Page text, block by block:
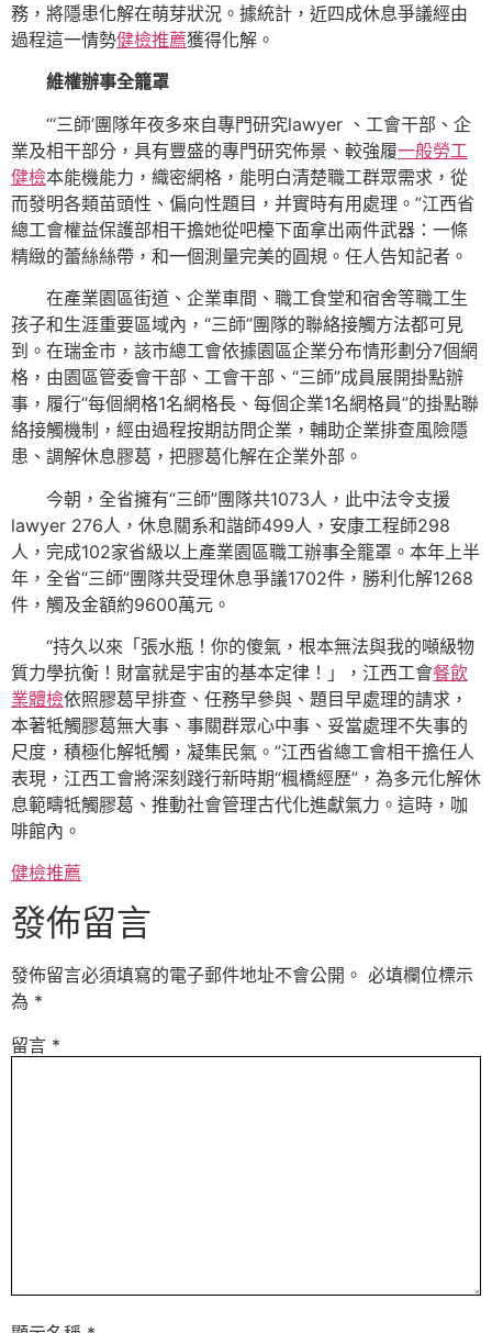
務，將隱患化解在萌芽狀況。據統計，近四成休息爭議經由
過程這一情勢健檢推薦獲得化解。
維權辦事全籠罩
“‘三師’團隊年夜多來自專門研究lawyer 、工會干部、企
業及相干部分，具有豐盛的專門研究佈景、較強履一般勞工
健檢本能機能力，織密網格，能明白清楚職工群眾需求，從
而發明各類苗頭性、偏向性題目，并實時有用處理。”江西省
總工會權益保護部相干擔她從吧檯下面拿出兩件武器：一條
精緻的蕾絲絲帶，和一個測量完美的圓規。任人告知記者。
在產業園區街道、企業車間、職工食堂和宿舍等職工生
孩子和生涯重要區域內，“三師”團隊的聯絡接觸方法都可見
到。在瑞金市，該市總工會依據園區企業分布情形劃分7個網
格，由園區管委會干部、工會干部、“三師”成員展開掛點辦
事，履行“每個網格1名網格長、每個企業1名網格員”的掛點聯
絡接觸機制，經由過程按期訪問企業，輔助企業排查風險隱
患、調解休息膠葛，把膠葛化解在企業外部。
今朝，全省擁有“三師”團隊共1073人，此中法令支援
lawyer 276人，休息關系和諧師499人，安康工程師298
人，完成102家省級以上產業園區職工辦事全籠罩。本年上半
年，全省“三師”團隊共受理休息爭議1702件，勝利化解1268
件，觸及金額約9600萬元。
“持久以來「張水瓶！你的傻氣，根本無法與我的噸級物
質力學抗衡！財富就是宇宙的基本定律！」，江西工會餐飲
業體檢依照膠葛早排查、任務早參與、題目早處理的請求，
本著牴觸膠葛無大事、事關群眾心中事、妥當處理不失事的
尺度，積極化解牴觸，凝集民氣。”江西省總工會相干擔任人
表現，江西工會將深刻踐行新時期“楓橋經歷”，為多元化解休
息範疇牴觸膠葛、推動社會管理古代化進獻氣力。這時，咖
啡館內。
健檢推薦
發佈留言
發佈留言必須填寫的電子郵件地址不會公開。 必填欄位標示
為 *
留言 *